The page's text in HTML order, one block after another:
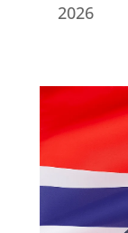
2026